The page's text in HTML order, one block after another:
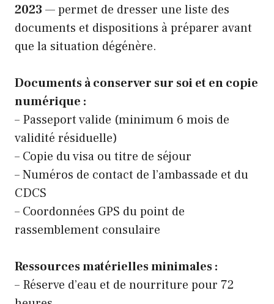
2023 — permet de dresser une liste des
documents et dispositions à préparer avant
que la situation dégénère.
Documents à conserver sur soi et en copie
numérique :
– Passeport valide (minimum 6 mois de
validité résiduelle)
– Copie du visa ou titre de séjour
– Numéros de contact de l’ambassade et du
CDCS
– Coordonnées GPS du point de
rassemblement consulaire
Ressources matérielles minimales :
– Réserve d’eau et de nourriture pour 72